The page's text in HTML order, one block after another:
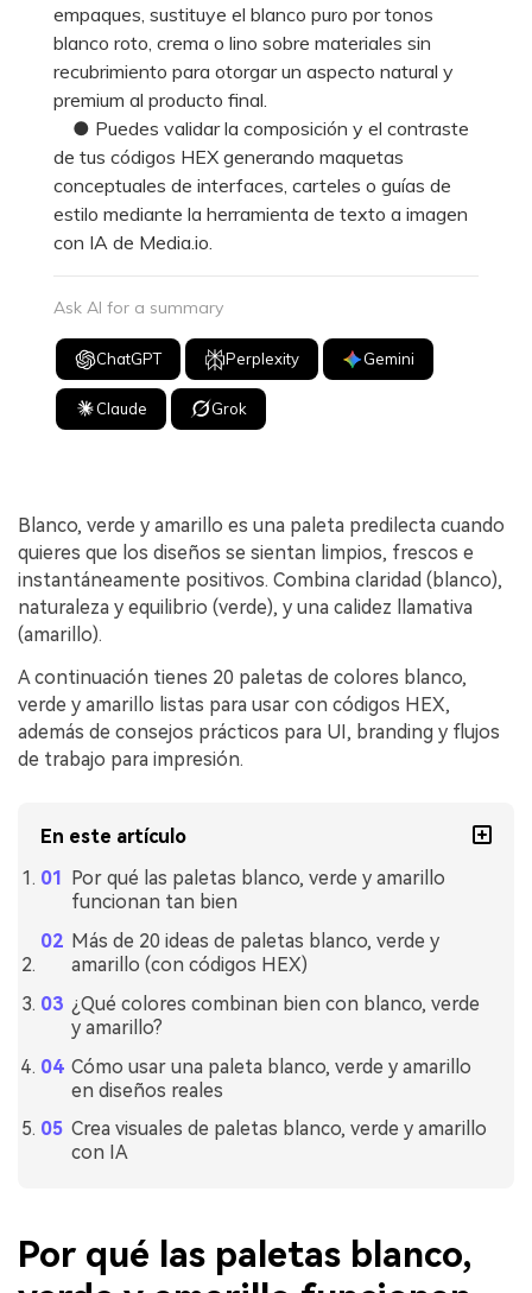
empaques, sustituye el blanco puro por tonos
blanco roto, crema o lino sobre materiales sin
recubrimiento para otorgar un aspecto natural y
premium al producto final.
● Puedes validar la composición y el contraste
de tus códigos HEX generando maquetas
conceptuales de interfaces, carteles o guías de
estilo mediante la herramienta de texto a imagen
con IA de Media.io.
Ask AI for a summary
ChatGPT Perplexity Gemini
Claude Grok
Blanco, verde y amarillo es una paleta predilecta cuando
quieres que los diseños se sientan limpios, frescos e
instantáneamente positivos. Combina claridad (blanco),
naturaleza y equilibrio (verde), y una calidez llamativa
(amarillo).
A continuación tienes 20 paletas de colores blanco,
verde y amarillo listas para usar con códigos HEX,
además de consejos prácticos para UI, branding y flujos
de trabajo para impresión.
En este artículo
Por qué las paletas blanco, verde y amarillo
funcionan tan bien
Más de 20 ideas de paletas blanco, verde y
amarillo (con códigos HEX)
¿Qué colores combinan bien con blanco, verde
y amarillo?
Cómo usar una paleta blanco, verde y amarillo
en diseños reales
Crea visuales de paletas blanco, verde y amarillo
con IA
Por qué las paletas blanco,